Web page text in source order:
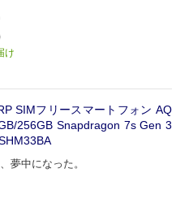
け
SIMフリースマートフォン AQ
256GB Snapdragon 7s Gen 3
夢中になった。